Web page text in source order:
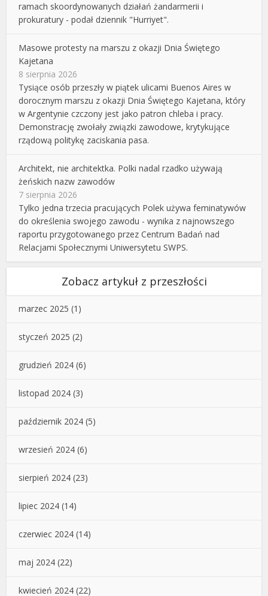
ramach skoordynowanych działań żandarmerii i
prokuratury - podał dziennik "Hurriyet".
Masowe protesty na marszu z okazji Dnia Świętego
Kajetana
8 sierpnia 2026
Tysiące osób przeszły w piątek ulicami Buenos Aires w
dorocznym marszu z okazji Dnia Świętego Kajetana, który
w Argentynie czczony jest jako patron chleba i pracy.
Demonstrację zwołały związki zawodowe, krytykujące
rządową politykę zaciskania pasa.
Architekt, nie architektka. Polki nadal rzadko używają
żeńskich nazw zawodów
7 sierpnia 2026
Tylko jedna trzecia pracujących Polek używa feminatywów
do określenia swojego zawodu - wynika z najnowszego
raportu przygotowanego przez Centrum Badań nad
Relacjami Społecznymi Uniwersytetu SWPS.
Zobacz artykuł z przeszłości
marzec 2025 (1)
styczeń 2025 (2)
grudzień 2024 (6)
listopad 2024 (3)
październik 2024 (5)
wrzesień 2024 (6)
sierpień 2024 (23)
lipiec 2024 (14)
czerwiec 2024 (14)
maj 2024 (22)
kwiecień 2024 (22)